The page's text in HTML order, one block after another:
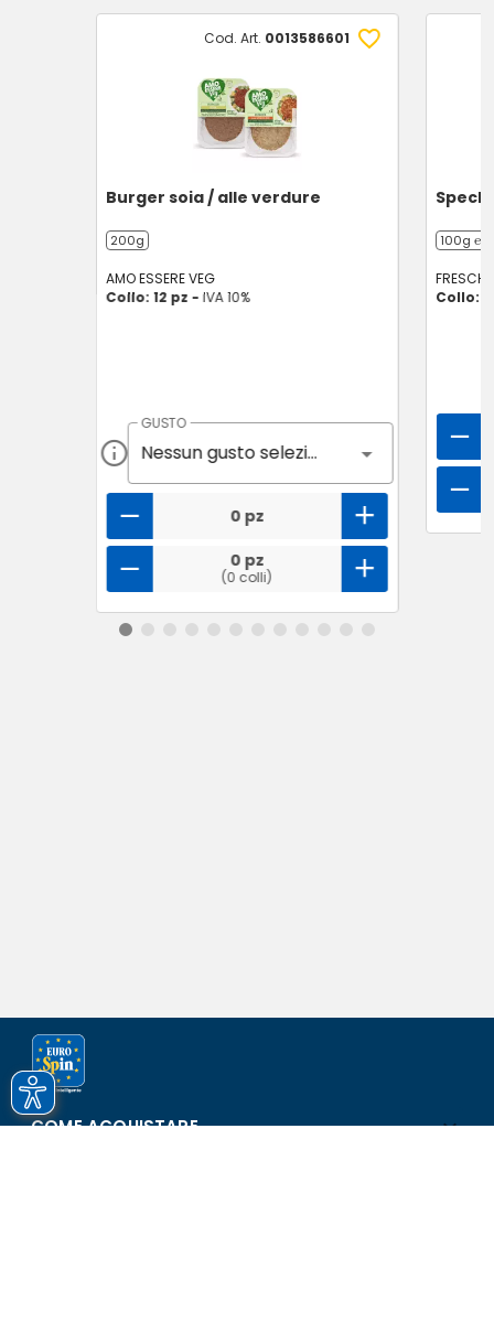
Cod. Art. 0013586601
Burger soia / alle verdure
200g
AMO ESSERE VEG
Collo: 12 pz - IVA 10%
GUSTO
Nessun gusto selezionato
0 pz
0 pz
(0 colli)
Speck
100g ℮
Collo:
COME ACQUISTARE